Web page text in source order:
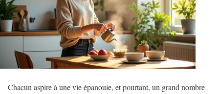
Chacun aspire à une vie épanouie, et pourtant, un grand nombre